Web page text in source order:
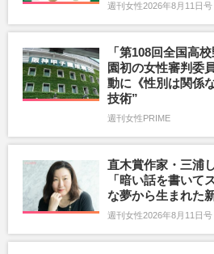
週刊女性2026年8月11日号
「第108回全国高
園初の女性審判委
動に《性別は関係
技術”
週刊女性PRIME
直木賞作家・三浦
「暗い話を書いて
な夢から生まれた
週刊女性2026年8月11日号